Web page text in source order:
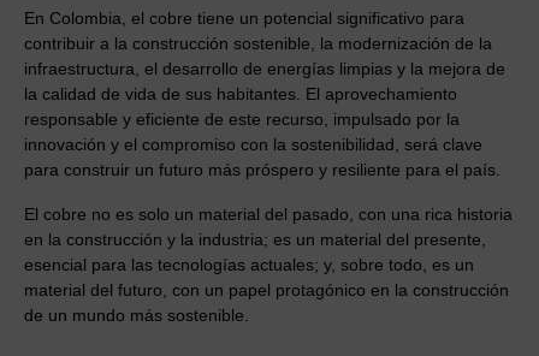
En Colombia, el cobre tiene un potencial significativo para
contribuir a la construcción sostenible, la modernización de la
infraestructura, el desarrollo de energías limpias y la mejora de
la calidad de vida de sus habitantes. El aprovechamiento
responsable y eficiente de este recurso, impulsado por la
innovación y el compromiso con la sostenibilidad, será clave
para construir un futuro más próspero y resiliente para el país.
El cobre no es solo un material del pasado, con una rica historia
en la construcción y la industria; es un material del presente,
esencial para las tecnologías actuales; y, sobre todo, es un
material del futuro, con un papel protagónico en la construcción
de un mundo más sostenible.